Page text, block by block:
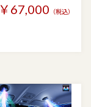
￥67,000 （税込）